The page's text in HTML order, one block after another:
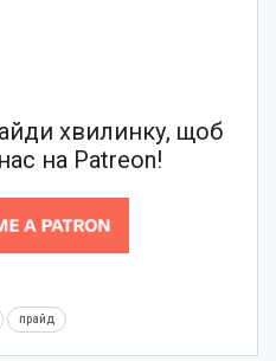
хвилинку, щоб
на Patreon!
прайд